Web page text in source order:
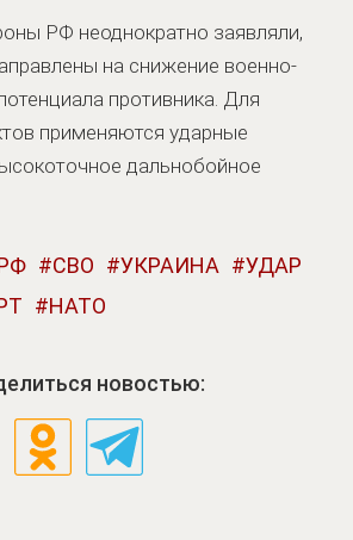
РФ неоднократно заявляли,
на снижение военно-
противника. Для
применяются ударные
дальнобойное
СВО УКРАИНА
УДАР
НАТО
новостью: